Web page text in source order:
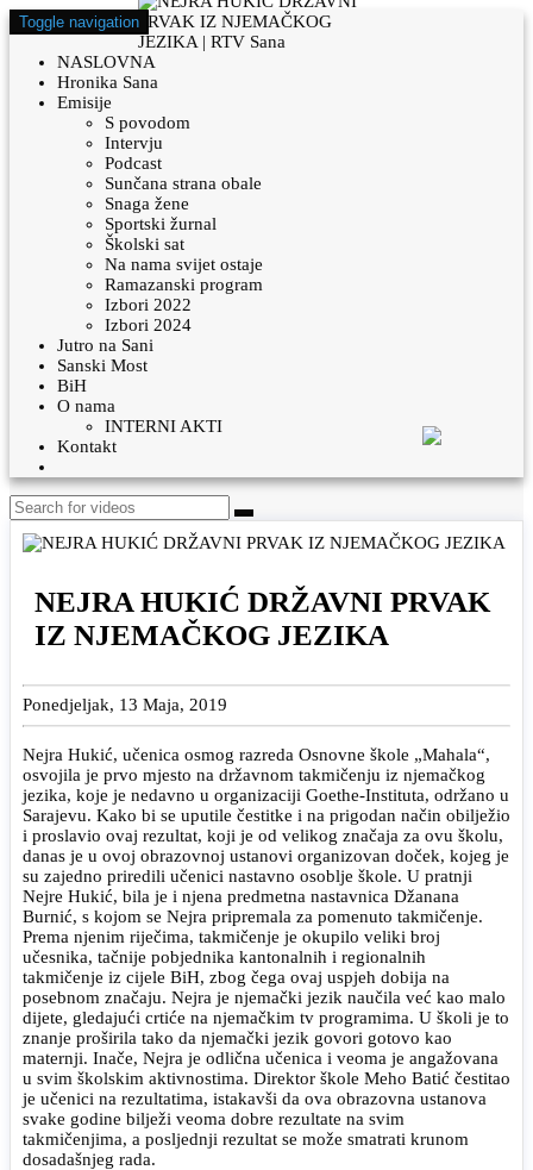
Toggle navigation
NASLOVNA
Hronika Sana
Emisije
S povodom
Intervju
Podcast
Sunčana strana obale
Snaga žene
Sportski žurnal
Školski sat
Na nama svijet ostaje
Ramazanski program
Izbori 2022
Izbori 2024
Jutro na Sani
Sanski Most
BiH
O nama
INTERNI AKTI
Kontakt
NEJRA HUKIĆ DRŽAVNI PRVAK
IZ NJEMAČKOG JEZIKA
Ponedjeljak, 13 Maja, 2019
Nejra Hukić, učenica osmog razreda Osnovne škole „Mahala“,
osvojila je prvo mjesto na državnom takmičenju iz njemačkog
jezika, koje je nedavno u organizaciji Goethe-Instituta, održano u
Sarajevu. Kako bi se uputile čestitke i na prigodan način obilježio
i proslavio ovaj rezultat, koji je od velikog značaja za ovu školu,
danas je u ovoj obrazovnoj ustanovi organizovan doček, kojeg je
su zajedno priredili učenici nastavno osoblje škole. U pratnji
Nejre Hukić, bila je i njena predmetna nastavnica Džanana
Burnić, s kojom se Nejra pripremala za pomenuto takmičenje.
Prema njenim riječima, takmičenje je okupilo veliki broj
učesnika, tačnije pobjednika kantonalnih i regionalnih
takmičenje iz cijele BiH, zbog čega ovaj uspjeh dobija na
posebnom značaju. Nejra je njemački jezik naučila već kao malo
dijete, gledajući crtiće na njemačkim tv programima. U školi je to
znanje proširila tako da njemački jezik govori gotovo kao
maternji. Inače, Nejra je odlična učenica i veoma je angažovana
u svim školskim aktivnostima. Direktor škole Meho Batić čestitao
je učenici na rezultatima, istakavši da ova obrazovna ustanova
svake godine bilježi veoma dobre rezultate na svim
takmičenjima, a posljednji rezultat se može smatrati krunom
dosadašnjeg rada.